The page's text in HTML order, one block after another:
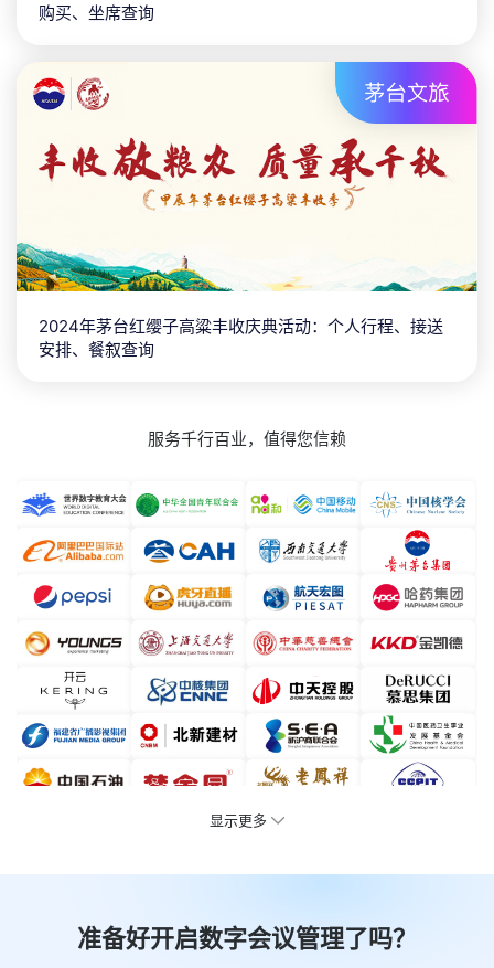
购买、坐席查询
2024年茅台红缨子高粱丰收庆典活动：个人行程、接送
安排、餐叙查询
服务千行百业，值得您信赖
显示更多
准备好开启数字会议管理了吗？